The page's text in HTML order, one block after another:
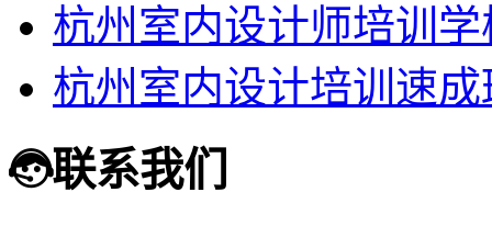
杭州室内设计师培训
杭州室内设计培训速成
联系我们